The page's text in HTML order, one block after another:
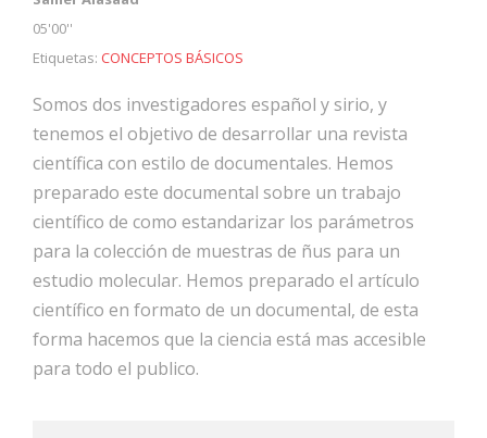
05'00''
Etiquetas: CONCEPTOS BÁSICOS
Somos dos investigadores español y sirio, y
tenemos el objetivo de desarrollar una revista
científica con estilo de documentales. Hemos
preparado este documental sobre un trabajo
científico de como estandarizar los parámetros
para la colección de muestras de ñus para un
estudio molecular. Hemos preparado el artículo
científico en formato de un documental, de esta
forma hacemos que la ciencia está mas accesible
para todo el publico.